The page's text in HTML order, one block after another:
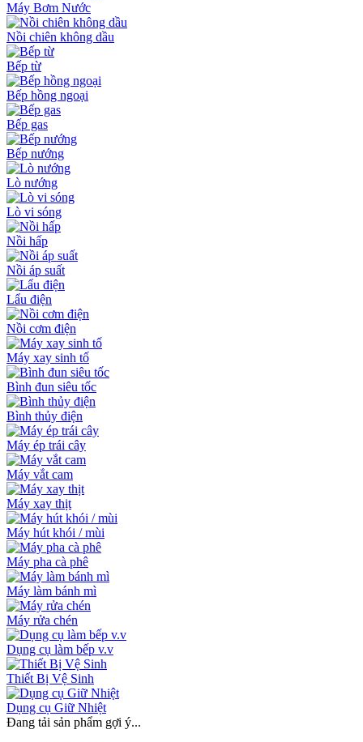
Máy Bơm Nước
Nồi chiên không dầu
Bếp từ
Bếp hồng ngoại
Bếp gas
Bếp nướng
Lò nướng
Lò vi sóng
Nồi hấp
Nồi áp suất
Lẩu điện
Nồi cơm điện
Máy xay sinh tố
Bình đun siêu tốc
Bình thủy điện
Máy ép trái cây
Máy vắt cam
Máy xay thịt
Máy hút khói / mùi
Máy pha cà phê
Máy làm bánh mì
Máy rửa chén
Dụng cụ làm bếp v.v
Thiết Bị Vệ Sinh
Dụng cụ Giữ Nhiệt
Đang tải sản phẩm gợi ý...